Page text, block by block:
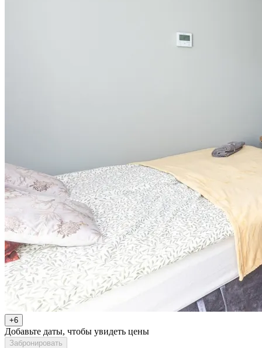
+6
Добавьте даты, чтобы увидеть цены
Забронировать